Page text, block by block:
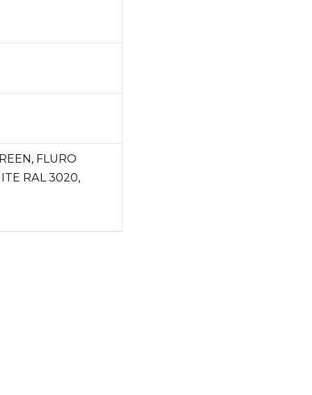
FLURO
RAL 3020,